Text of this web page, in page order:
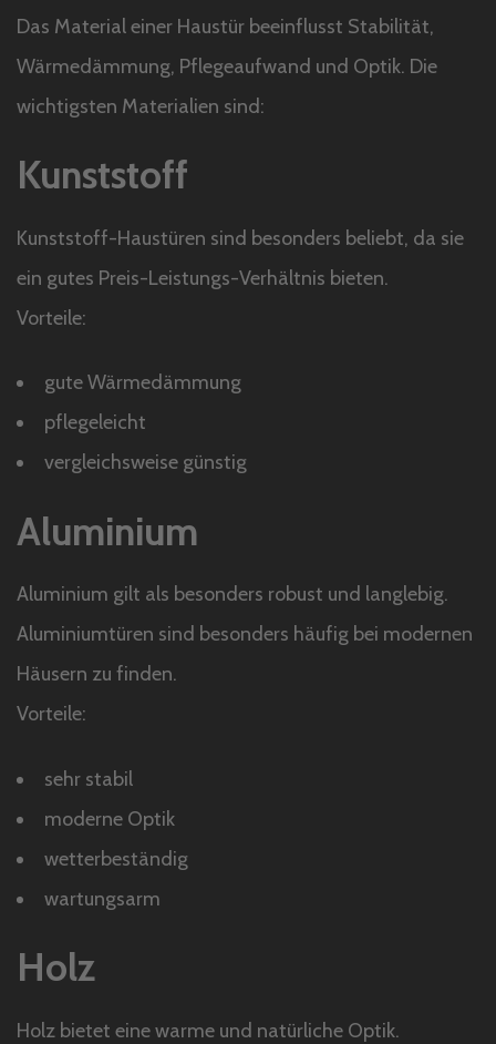
Das Material einer Haustür beeinflusst Stabilität,
Wärmedämmung, Pflegeaufwand und Optik. Die
wichtigsten Materialien sind:
Kunststoff
Kunststoff-Haustüren sind besonders beliebt, da sie
ein gutes Preis-Leistungs-Verhältnis bieten.
Vorteile:
gute Wärmedämmung
pflegeleicht
vergleichsweise günstig
Aluminium
Aluminium gilt als besonders robust und langlebig.
Aluminiumtüren sind besonders häufig bei modernen
Häusern zu finden.
Vorteile:
sehr stabil
moderne Optik
wetterbeständig
wartungsarm
Holz
Holz bietet eine warme und natürliche Optik.